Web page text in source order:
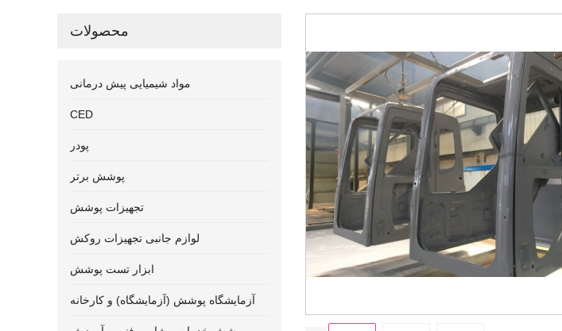
محصولات
مواد شیمیایی پیش درمانی
CED
پودر
پوشش برتر
تجهیزات پوشش
لوازم جانبی تجهیزات روکش
ابزار تست پوشش
آزمایشگاه پوشش (آزمایشگاه) و کارخانه